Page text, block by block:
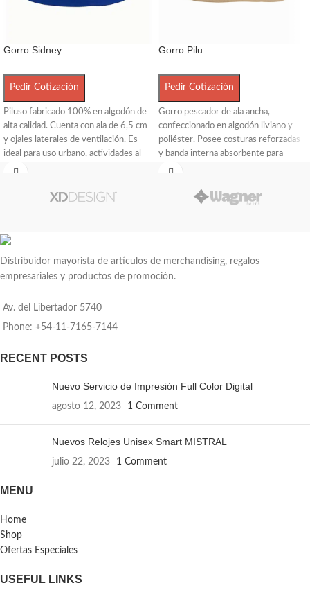
Gorro Sidney
Pedir Cotización
Piluso fabricado 100% en algodón de
alta calidad. Cuenta con ala de 6,5 cm
y ojales laterales de ventilación. Es
ideal para uso urbano, actividades al
aire libre y protección solar con estilo.
L/XL (60cm)
Gorro Pilu
Pedir Cotización
Gorro pescador de ala ancha,
confeccionado en algodón liviano y
poliéster. Posee costuras reforzadas
y banda interna absorbente para
mayor comodidad. Circunferencia de
de 8,5 cm y ala de 5,5 cm. Ideal para
Distribuidor mayorista de artículos de merchandising, regalos
empresariales y productos de promoción.
Av. del Libertador 5740
Phone: +54-11-7165-7144
RECENT POSTS
Nuevo Servicio de Impresión Full Color Digital
agosto 12, 2023 1 Comment
Nuevos Relojes Unisex Smart MISTRAL
julio 22, 2023 1 Comment
MENU
Home
Shop
Ofertas Especiales
USEFUL LINKS